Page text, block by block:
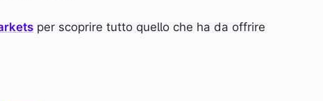
per scoprire tutto quello che ha da offrire